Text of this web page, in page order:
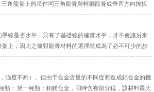
角龍骨上的吊件同三角龍骨與輕鋼龍骨成垂直方向按板
線是否水平，只有了基礎線的確實水平，才不會讓后來
上，因此之前對龍骨材料的選擇就成為了必不可少的步
防火、強度性能...
強度不夠）。但由于合金含量的不同從而造成鋁合金的機
： 第一種類：鋁鎂合金，同時含有部分錳，該材料最大